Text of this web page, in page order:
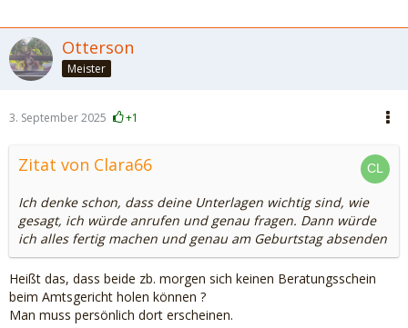
Otterson
Meister
3. September 2025 +1
Zitat von Clara66
Ich denke schon, dass deine Unterlagen wichtig sind, wie
gesagt, ich würde anrufen und genau fragen. Dann würde
ich alles fertig machen und genau am Geburtstag absenden
Heißt das, dass beide zb. morgen sich keinen Beratungsschein
beim Amtsgericht holen können ?
Man muss persönlich dort erscheinen.